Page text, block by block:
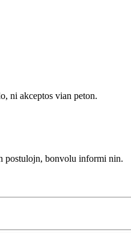
ni akceptos vian peton.
postulojn, bonvolu informi nin.